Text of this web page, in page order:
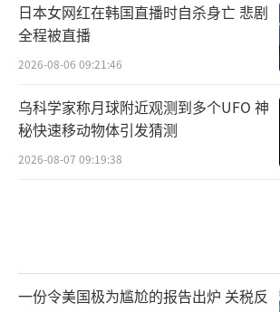
日本女网红在韩国直播时自杀身亡 悲剧
全程被直播
2026-08-06 09:21:46
乌科学家称月球附近观测到多个UFO 神
秘快速移动物体引发猜测
2026-08-07 09:19:38
一份令美国极为尴尬的报告出炉 关税反